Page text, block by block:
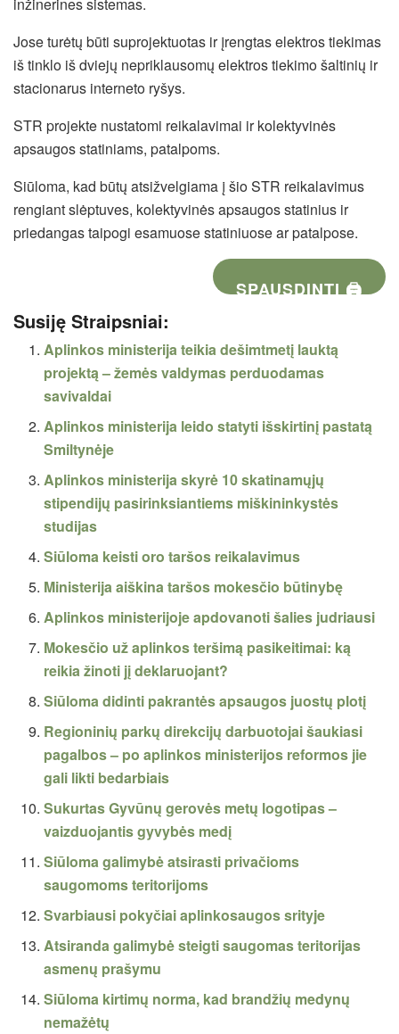
inžinerines sistemas.
Jose turėtų būti suprojektuotas ir įrengtas elektros tiekimas
iš tinklo iš dviejų nepriklausomų elektros tiekimo šaltinių ir
stacionarus interneto ryšys.
STR projekte nustatomi reikalavimai ir kolektyvinės
apsaugos statiniams, patalpoms.
Siūloma, kad būtų atsižvelgiama į šio STR reikalavimus
rengiant slėptuves, kolektyvinės apsaugos statinius ir
priedangas taipogi esamuose statiniuose ar patalpose.
SPAUSDINTI 🖨
Susiję Straipsniai:
Aplinkos ministerija teikia dešimtmetį lauktą
projektą – žemės valdymas perduodamas
savivaldai
Aplinkos ministerija leido statyti išskirtinį pastatą
Smiltynėje
Aplinkos ministerija skyrė 10 skatinamųjų
stipendijų pasirinksiantiems miškininkystės
studijas
Siūloma keisti oro taršos reikalavimus
Ministerija aiškina taršos mokesčio būtinybę
Aplinkos ministerijoje apdovanoti šalies judriausi
Mokesčio už aplinkos teršimą pasikeitimai: ką
reikia žinoti jį deklaruojant?
Siūloma didinti pakrantės apsaugos juostų plotį
Regioninių parkų direkcijų darbuotojai šaukiasi
pagalbos – po aplinkos ministerijos reformos jie
gali likti bedarbiais
Sukurtas Gyvūnų gerovės metų logotipas –
vaizduojantis gyvybės medį
Siūloma galimybė atsirasti privačioms
saugomoms teritorijoms
Svarbiausi pokyčiai aplinkosaugos srityje
Atsiranda galimybė steigti saugomas teritorijas
asmenų prašymu
Siūloma kirtimų norma, kad brandžių medynų
nemažėtų